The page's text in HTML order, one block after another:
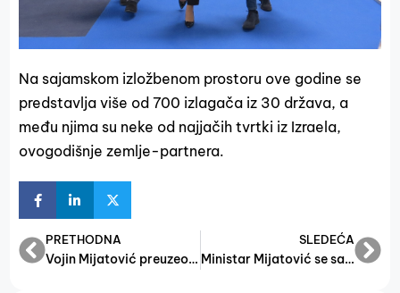
Na sajamskom izložbenom prostoru ove godine se
predstavlja više od 700 izlagača iz 30 država, a
među njima su neke od najjačih tvrtki iz Izraela,
ovogodišnje zemlje-partnera.
PRETHODNA
Vojin Mijatović preuzeo dužnost ministra
SLEDEĆA
Ministar Mijatović se sastao s ambasadorom Norveške